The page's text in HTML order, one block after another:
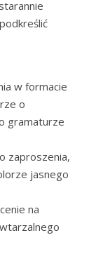
w formacie
o
gramaturze
zaproszenia,
jasnego
na